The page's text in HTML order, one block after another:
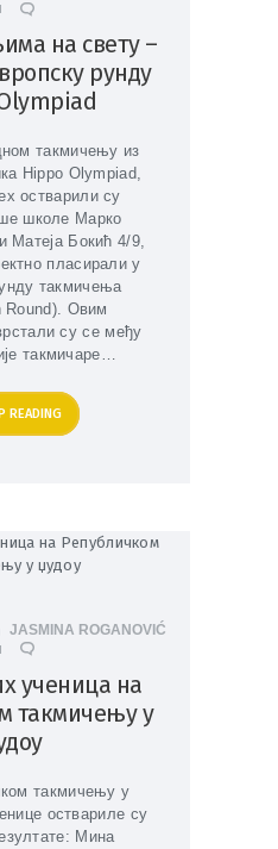
на свету –
рунду
такмичењу из
Hippo Olympiad,
остварили су
школе Марко
Матеја Бокић 4/9,
пласирали у
такмичења
Round). Овим
су се међу
такмичаре…
READING
JASMINA ROGANOVIĆ
ученица на
такмичењу у
такмичењу у
оствариле су
Мина